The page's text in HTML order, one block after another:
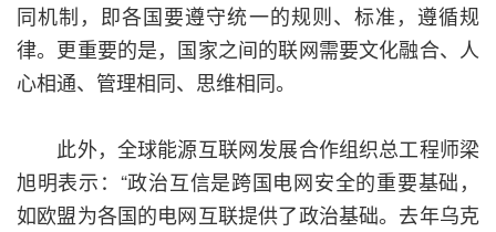
同机制，即各国要遵守统一的规则、标准，遵循规
律。更重要的是，国家之间的联网需要文化融合、人
心相通、管理相同、思维相同。
此外，全球能源互联网发展合作组织总工程师梁
旭明表示：“政治互信是跨国电网安全的重要基础，
如欧盟为各国的电网互联提供了政治基础。去年乌克